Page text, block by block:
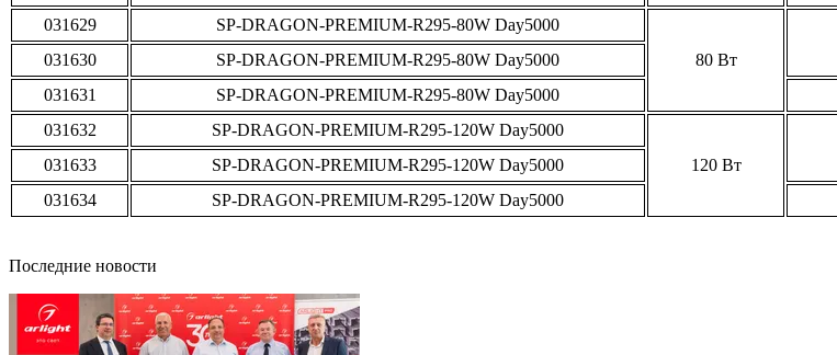
031629
SP-DRAGON-PREMIUM-R295-80W Day5000
80 Вт
031630
SP-DRAGON-PREMIUM-R295-80W Day5000
031631
SP-DRAGON-PREMIUM-R295-80W Day5000
031632
SP-DRAGON-PREMIUM-R295-120W Day5000
120 Вт
031633
SP-DRAGON-PREMIUM-R295-120W Day5000
031634
SP-DRAGON-PREMIUM-R295-120W Day5000
Последние новости